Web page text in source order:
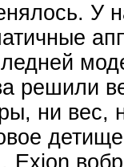
У
решили
ни вес,
Exion